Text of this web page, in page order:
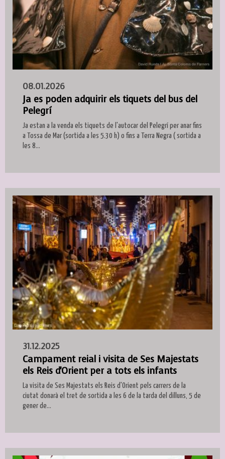
08.01.2026
Ja es poden adquirir els tiquets del bus del
Pelegrí
Ja estan a la venda els tiquets de l'autocar del Pelegrí per anar fins
a Tossa de Mar (sortida a les 5.30 h) o fins a Terra Negra ( sortida a
les 8...
31.12.2025
Campament reial i visita de Ses Majestats
els Reis d'Orient per a tots els infants
La visita de Ses Majestats els Reis d'Orient pels carrers de la
ciutat donarà el tret de sortida a les 6 de la tarda del dilluns, 5 de
gener de...